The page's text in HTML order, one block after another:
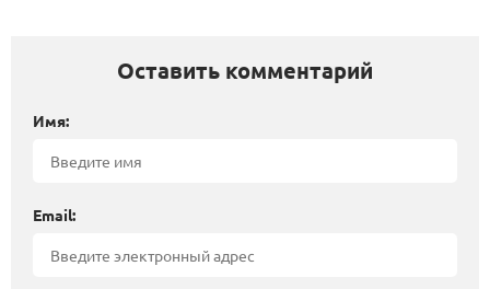
Оставить комментарий
Имя:
Email: